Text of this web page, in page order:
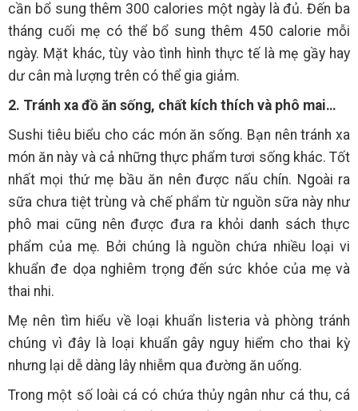
cần bổ sung thêm 300 calories một ngày là đủ. Đến ba
tháng cuối mẹ có thể bổ sung thêm 450 calorie mỗi
ngày. Mặt khác, tùy vào tình hình thực tế là mẹ gầy hay
dư cân mà lượng trên có thể gia giảm.
2. Tránh xa đồ ăn sống, chất kích thích và phô mai…
Sushi tiêu biểu cho các món ăn sống. Bạn nên tránh xa
món ăn này và cả những thực phẩm tươi sống khác. Tốt
nhất mọi thứ mẹ bầu ăn nên được nấu chín. Ngoài ra
sữa chưa tiệt trùng và chế phẩm từ nguồn sữa này như
phô mai cũng nên được đưa ra khỏi danh sách thực
phẩm của mẹ. Bởi chúng là nguồn chứa nhiều loại vi
khuẩn đe dọa nghiêm trọng đến sức khỏe của mẹ và
thai nhi.
Mẹ nên tìm hiểu về loại khuẩn listeria và phòng tránh
chúng vì đây là loại khuẩn gây nguy hiểm cho thai kỳ
nhưng lại dễ dàng lây nhiễm qua đường ăn uống.
Trong một số loài cá có chứa thủy ngân như cá thu, cá